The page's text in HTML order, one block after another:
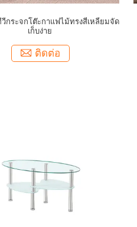
วีกระจกโต๊ะกาแฟไม้ทรงสี่เหลี่ยมจัด
เก็บง่าย
ติดต่อ